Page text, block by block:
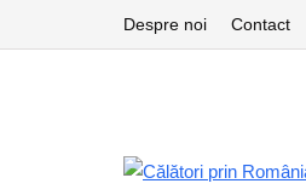
Despre noi Contact